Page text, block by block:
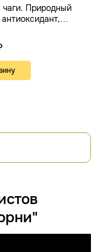
Природный
гепато- и